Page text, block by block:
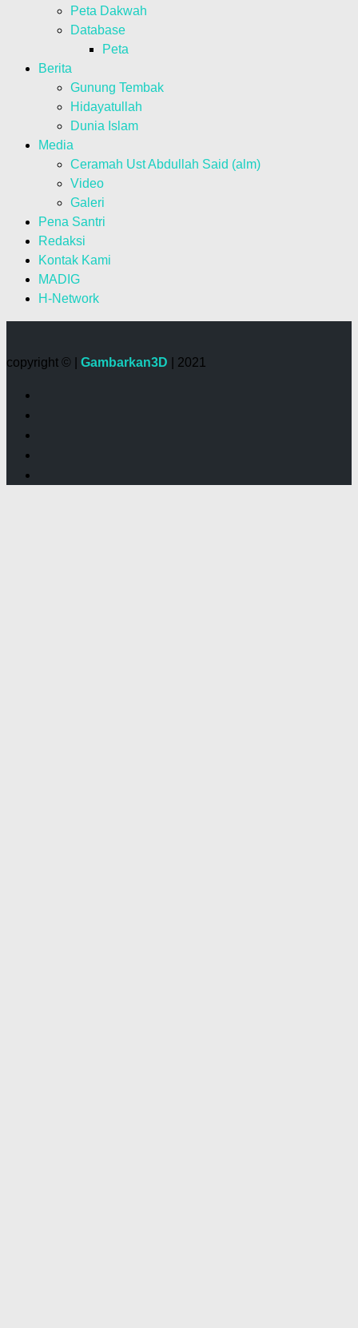
Peta Dakwah
Database
Peta
Berita
Gunung Tembak
Hidayatullah
Dunia Islam
Media
Ceramah Ust Abdullah Said (alm)
Video
Galeri
Pena Santri
Redaksi
Kontak Kami
MADIG
H-Network
copyright © | Gambarkan3D | 2021